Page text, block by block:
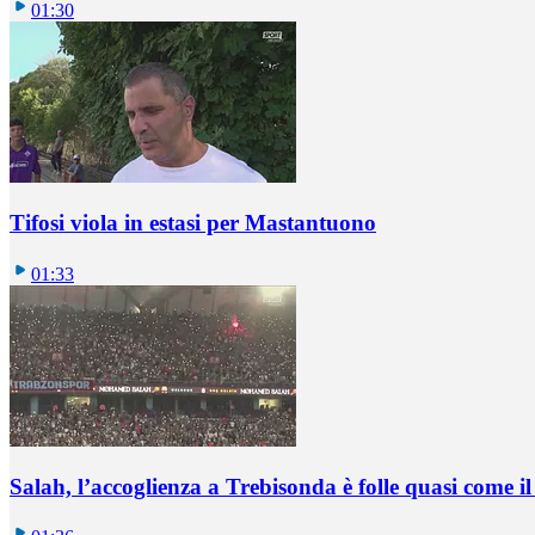
01:30
Tifosi viola in estasi per Mastantuono
01:33
Salah, l’accoglienza a Trebisonda è folle quasi come